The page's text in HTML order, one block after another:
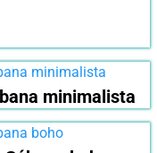
minimalista